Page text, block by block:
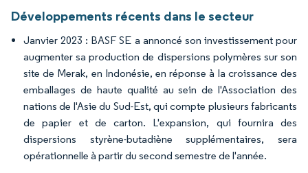
Développements récents dans le secteur
Janvier 2023 : BASF SE a annoncé son investissement pour
augmenter sa production de dispersions polymères sur son
site de Merak, en Indonésie, en réponse à la croissance des
emballages de haute qualité au sein de l'Association des
nations de l'Asie du Sud-Est, qui compte plusieurs fabricants
de papier et de carton. L'expansion, qui fournira des
dispersions styrène-butadiène supplémentaires, sera
opérationnelle à partir du second semestre de l'année.